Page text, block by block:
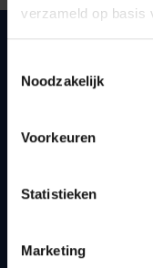
verzameld op basis
Noodzakelijk
Voorkeuren
Statistieken
Marketing
Snel naar